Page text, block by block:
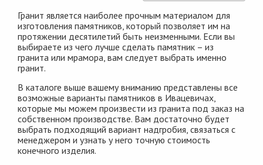
Гранит является наиболее прочным материалом для
изготовления памятников, который позволяет им на
протяжении десятилетий быть неизменными. Если вы
выбираете из чего лучше сделать памятник – из
гранита или мрамора, вам следует выбрать именно
гранит.
В каталоге выше вашему вниманию представлены все
возможные варианты памятников в Ивацевичах,
которые мы можем произвести из гранита под заказ на
собственном производстве. Вам достаточно будет
выбрать подходящий вариант надгробия, связаться с
менеджером и узнать у него точную стоимость
конечного изделия.